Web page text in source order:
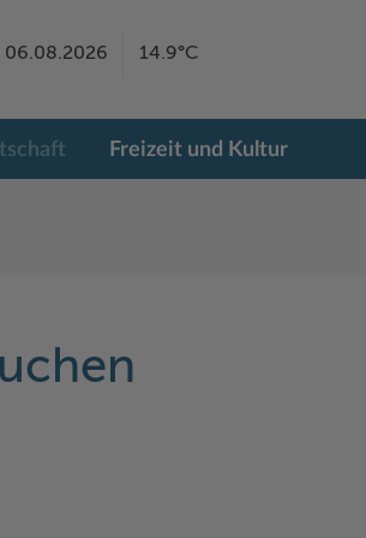
06.08.2026 14.9°C
Freizeit und Kultur